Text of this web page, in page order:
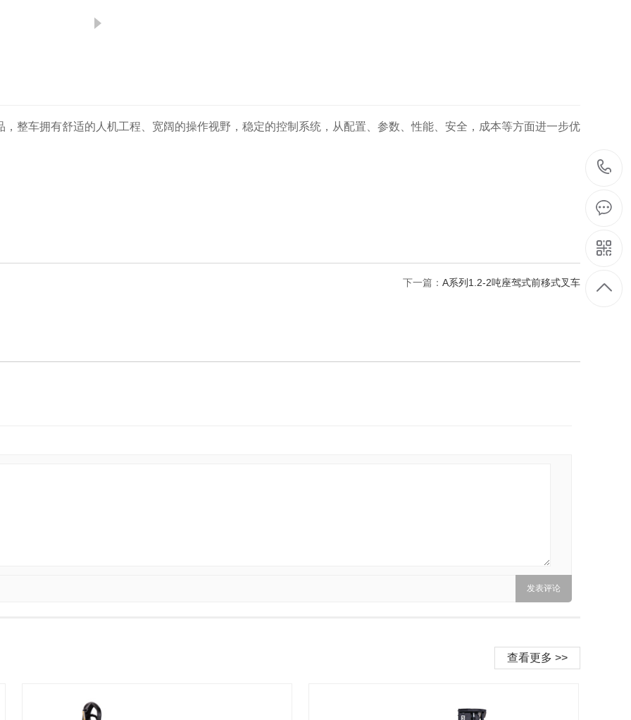
整车拥有舒适的人机工程、宽阔的操作视野，稳定的控制系统，从配置、参数、性能、安全，成本等方面进一步优
下一篇： A系列1.2-2吨座驾式前移式叉车
查看更多 >>